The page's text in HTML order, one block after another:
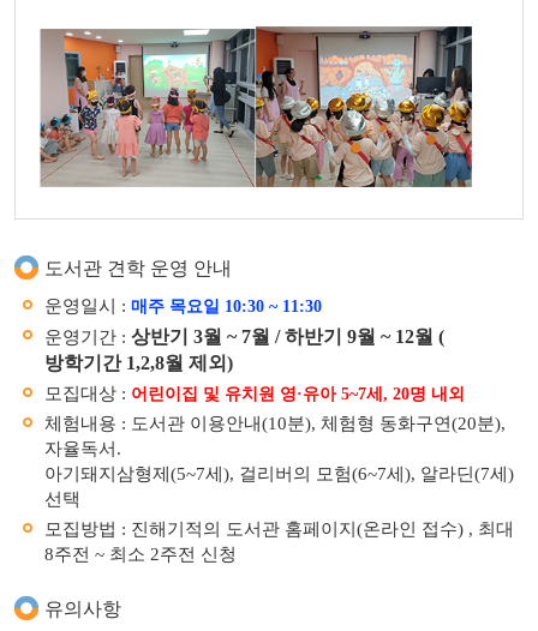
도서관 견학 운영 안내
운영일시 : 매주 목요일 10:30 ~ 11:30
운영기간 : 상반기 3월 ~ 7월 / 하반기 9월 ~ 12월 (
방학기간 1,2,8월 제외)
모집대상 : 어린이집 및 유치원 영·유아 5~7세, 20명 내외
체험내용 : 도서관 이용안내(10분), 체험형 동화구연(20분),
자율독서.
아기돼지삼형제(5~7세), 걸리버의 모험(6~7세), 알라딘(7세)
선택
모집방법 : 진해기적의 도서관 홈페이지(온라인 접수) , 최대
8주전 ~ 최소 2주전 신청
유의사항